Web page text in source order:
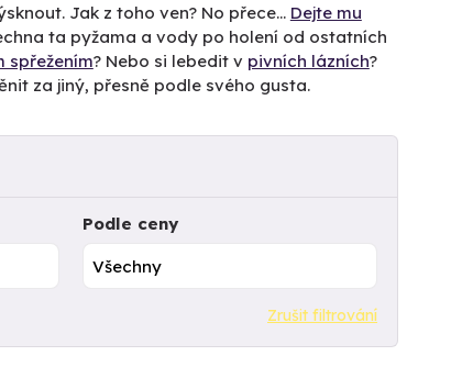
Jak z toho ven? No přece… Dejte mu
ta pyžama a vody po holení od ostatních
spřežením? Nebo si lebedit v pivních lázních?
za jiný, přesně podle svého gusta.
Podle ceny
Zrušit filtrování